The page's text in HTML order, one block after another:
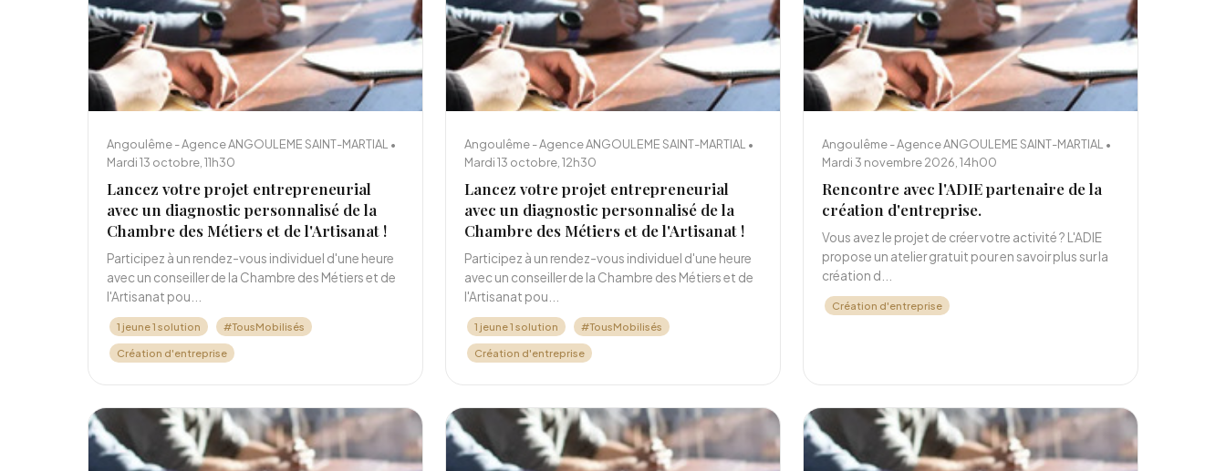
Angoulême - Agence ANGOULEME SAINT-MARTIAL •
Mardi 13 octobre, 11h30
Lancez votre projet entrepreneurial
avec un diagnostic personnalisé de la
Chambre des Métiers et de l'Artisanat !
Participez à un rendez-vous individuel d'une heure
avec un conseiller de la Chambre des Métiers et de
l'Artisanat pou...
1 jeune 1 solution #TousMobilisés
Création d'entreprise
Angoulême - Agence ANGOULEME SAINT-MARTIAL •
Mardi 13 octobre, 12h30
Lancez votre projet entrepreneurial
avec un diagnostic personnalisé de la
Chambre des Métiers et de l'Artisanat !
Participez à un rendez-vous individuel d'une heure
avec un conseiller de la Chambre des Métiers et de
l'Artisanat pou...
1 jeune 1 solution #TousMobilisés
Création d'entreprise
Angoulême - Agence ANGOULEME SAINT-MARTIAL •
Mardi 3 novembre 2026, 14h00
Rencontre avec l'ADIE partenaire de la
création d'entreprise.
Vous avez le projet de créer votre activité ? L'ADIE
propose un atelier gratuit pour en savoir plus sur la
création d...
Création d'entreprise